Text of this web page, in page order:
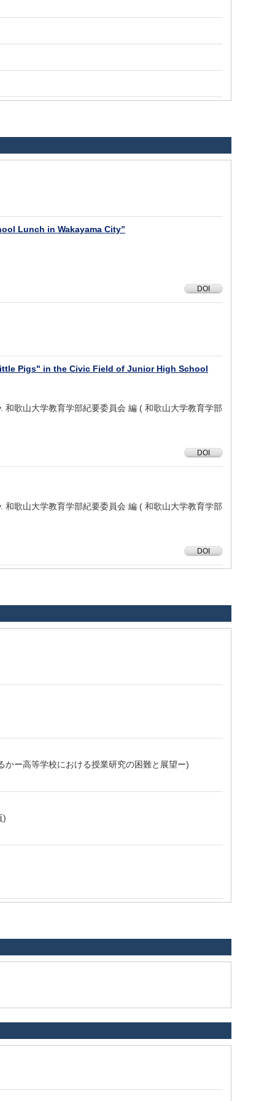
Lunch in Wakayama City”
DOI
Pigs" in the Civic Field of Junior High School
歌山大学教育学部紀要委員会 編 ( 和歌山大学教育学部
DOI
歌山大学教育学部紀要委員会 編 ( 和歌山大学教育学部
DOI
ー高等学校における授業研究の困難と展望ー)
)